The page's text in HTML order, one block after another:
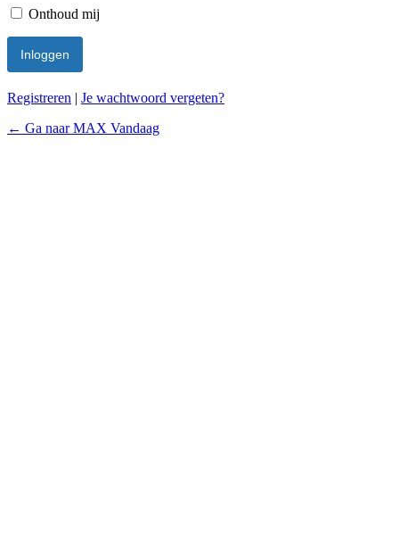
Onthoud mij
Registreren | Je wachtwoord vergeten?
← Ga naar MAX Vandaag